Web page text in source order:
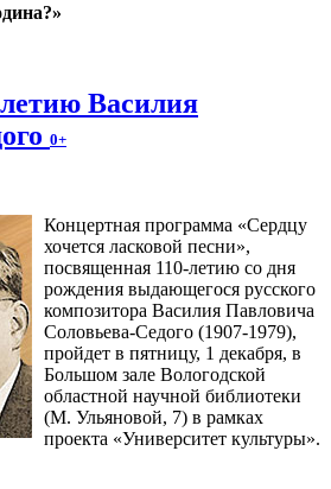
Василия
0+
Концертная программа «Сердцу
хочется ласковой песни»,
посвященная 110-летию со дня
рождения выдающегося русского
композитора Василия Павловича
Соловьева-Седого (1907-1979),
пройдет в пятницу, 1 декабря, в
Большом зале Вологодской
областной научной библиотеки
(М. Ульяновой, 7) в рамках
проекта «Университет культуры».